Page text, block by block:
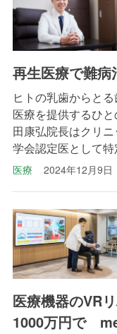
再生医療で難
ヒトの乳歯からと
医療を提供するひ
田康弘院長はクリ
学会認定医として
医療 2024年12月9日
医療機器のVR
1000万円で